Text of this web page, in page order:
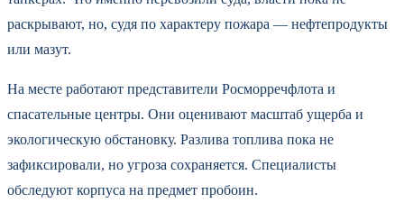
раскрывают, но, судя по характеру пожара — нефтепродукты
или мазут.
На месте работают представители Росморречфлота и
спасательные центры. Они оценивают масштаб ущерба и
экологическую обстановку. Разлива топлива пока не
зафиксировали, но угроза сохраняется. Специалисты
обследуют корпуса на предмет пробоин.